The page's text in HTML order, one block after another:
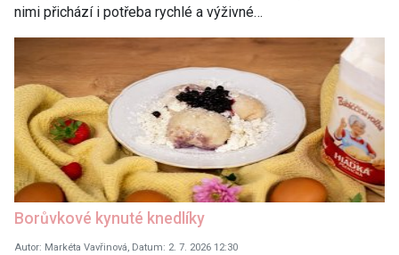
nimi přichází i potřeba rychlé a výživné…
Borůvkové kynuté knedlíky
Autor: Markéta Vavřinová, Datum: 2. 7. 2026 12:30